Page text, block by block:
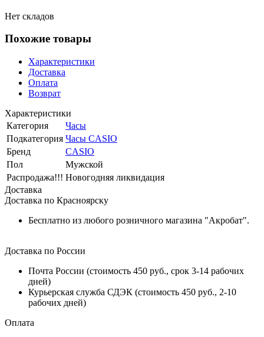
Нет складов
Похожие товары
Характеристики
Доставка
Оплата
Возврат
Характеристики
Категория
Часы
Подкатегория Часы CASIO
Бренд
CASIO
Пол
Мужской
Распродажа!!! Новогодняя ликвидация
Доставка
Доставка по Красноярску
Бесплатно из любого розничного магазина "Акробат".
Доставка по России
Почта России (стоимость 450 руб., срок 3-14 рабочих
дней)
Курьерская служба СДЭК (стоимость 450 руб., 2-10
рабочих дней)
Оплата